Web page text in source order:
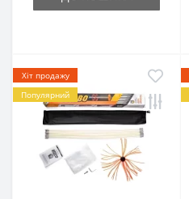
Хіт продажу
Популярний